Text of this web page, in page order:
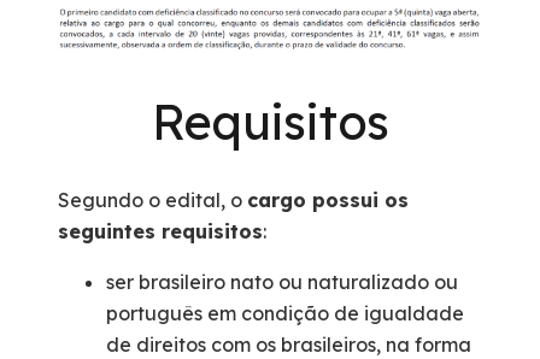
Requisitos
Segundo o edital, o cargo possui os
seguintes requisitos:
ser brasileiro nato ou naturalizado ou
português em condição de igualdade
de direitos com os brasileiros, na forma